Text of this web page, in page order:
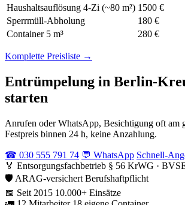
Haushaltsauflösung 4-Zi (~80 m²) 1500 €
Sperrmüll-Abholung
180 €
Container 5 m³
280 €
Komplette Preisliste →
Entrümpelung in Berlin-
starten
Anrufen oder WhatsApp, Besichtigung oft am
Festpreis binnen 24 h, keine Anzahlung.
☎ 030 555 791 74 💬 WhatsApp Schnell-
🏅 Entsorgungsfachbetrieb § 56 KrWG ·
🛡️ ARAG-versichert Berufshaftpflicht
📅 Seit 2015 10.000+ Einsätze